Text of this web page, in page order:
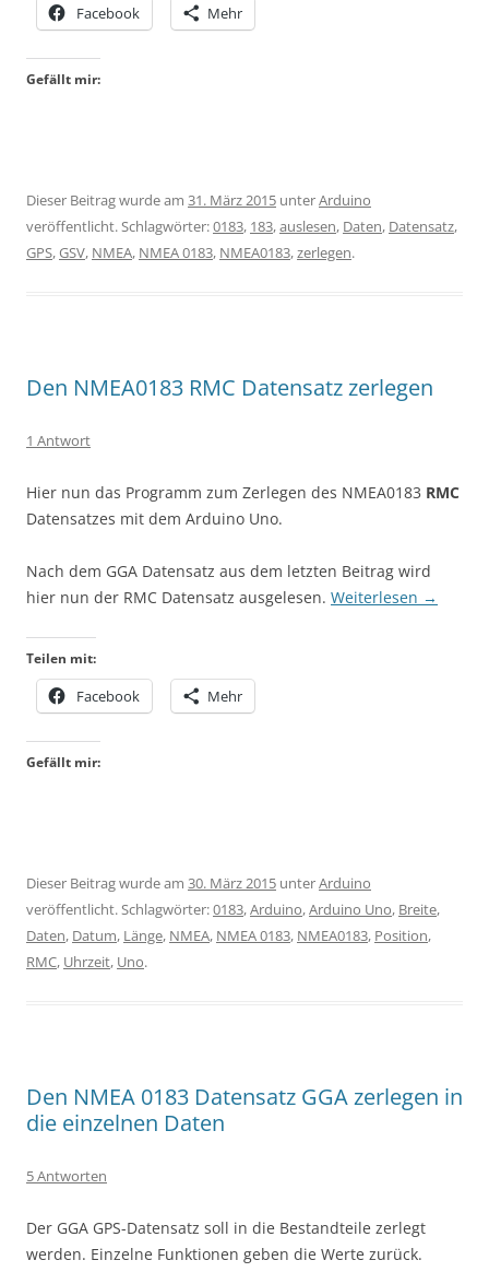
Facebook Mehr
Gefällt mir:
Dieser Beitrag wurde am 31. März 2015 unterArduino
veröffentlicht. Schlagwörter:0183, 183,auslesen, Daten, Datensatz,
GPS,GSV, NMEA, NMEA 0183, NMEA0183,zerlegen.
Den NMEA0183 RMC Datensatz zerlegen
1 Antwort
Hier nun das Programm zum Zerlegen des NMEA0183 RMC
Datensatzes mit dem Arduino Uno.
Nach dem GGA Datensatz aus dem letzten Beitrag wird
hier nun der RMC Datensatz ausgelesen. Weiterlesen →
Teilen mit:
Facebook Mehr
Gefällt mir:
Dieser Beitrag wurde am 30. März 2015 unterArduino
veröffentlicht. Schlagwörter:0183,Arduino,Arduino Uno, Breite,
Daten, Datum, Länge, NMEA, NMEA 0183, NMEA0183, Position,
RMC, Uhrzeit, Uno.
Den NMEA 0183 Datensatz GGA zerlegen in
die einzelnen Daten
5 Antworten
Der GGA GPS-Datensatz soll in die Bestandteile zerlegt
werden. Einzelne Funktionen geben die Werte zurück.